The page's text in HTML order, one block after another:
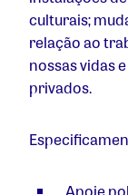
culturais;
relação ao
nossas vidas
privados.